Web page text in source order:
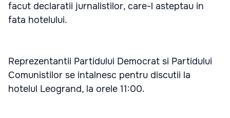
facut declaratii jurnalistilor, care-l asteptau in
fata hotelului.
Reprezentantii Partidului Democrat si Partidului
Comunistilor se intalnesc pentru discutii la
hotelul Leogrand, la orele 11:00.